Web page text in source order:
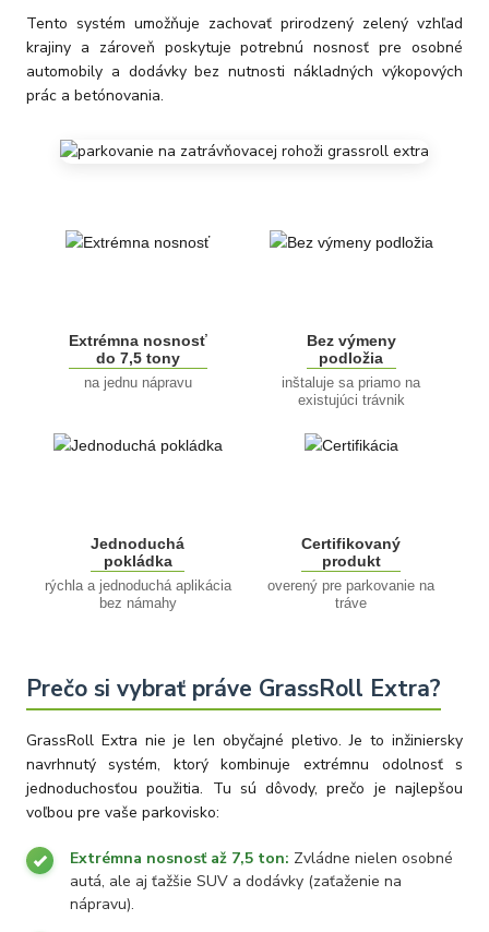
Tento systém umožňuje zachovať prirodzený zelený vzhľad
krajiny a zároveň poskytuje potrebnú nosnosť pre osobné
automobily a dodávky bez nutnosti nákladných výkopových
prác a betónovania.
Extrémna nosnosť
do 7,5 tony
na jednu nápravu
Bez výmeny
podložia
inštaluje sa priamo na
existujúci trávnik
Jednoduchá
pokládka
rýchla a jednoduchá aplikácia
bez námahy
Certifikovaný
produkt
overený pre parkovanie na
tráve
Prečo si vybrať práve GrassRoll Extra?
GrassRoll Extra nie je len obyčajné pletivo. Je to inžiniersky
navrhnutý systém, ktorý kombinuje extrémnu odolnosť s
jednoduchosťou použitia. Tu sú dôvody, prečo je najlepšou
voľbou pre vaše parkovisko:
Extrémna nosnosť až 7,5 ton: Zvládne nielen osobné
autá, ale aj ťažšie SUV a dodávky (zaťaženie na
nápravu).